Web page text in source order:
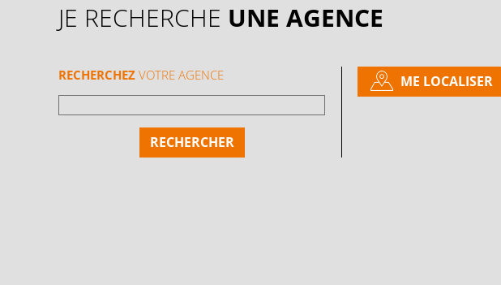
JE RECHERCHE UNE AGENCE
RECHERCHEZ VOTRE AGENCE ME LOCALISER